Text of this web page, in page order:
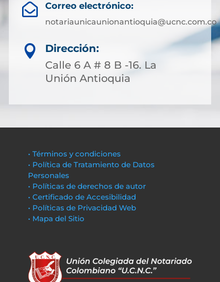
 Correo electrónico:
notariaunicaunionantioquia@ucnc.com.co

Dirección:
Calle 6 A # 8 B -16. La
Unión Antioquia
• Términos y condiciones
• Política de Tratamiento de Datos
Personales
• Políticas de derechos de autor
• Certificado de Accesibilidad
• Políticas de Privacidad Web
• Mapa del Sitio